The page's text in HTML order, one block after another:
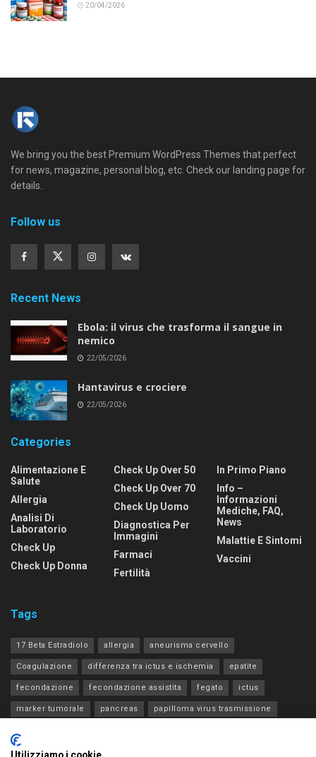
20/04/2026
We bring you the best Premium WordPress Themes that perfect
for news, magazine, personal blog, etc. Check our landing page for
details.
Follow us
Recent News
Ebola: il virus che trasforma il sangue in
nemico
22/05/2026
Hantavirus e crociere
22/05/2026
Categories
Alimentazione E
Salute
Allergia
Analisi Di
Laboratorio
Check Up
Check Up Donna
Check Up Over 50
Check Up Over 70
Check Up Uomo
Diagnostica Per
Immagini
Farmaci
Fertilità
In Primo Piano
Info –
Informazioni
Mediche, FAQ,
News
Malattie E Sintomi
Vaccini
Tags
17 Beta Estradiolo allergia aneurisma cervello
Coagulazione differenza tra ictus e ischemia epatite
fecondazione fecondazione assistita fegato ictus
marker tumorale pancreas papilloma virus trasmissione
transaminasi